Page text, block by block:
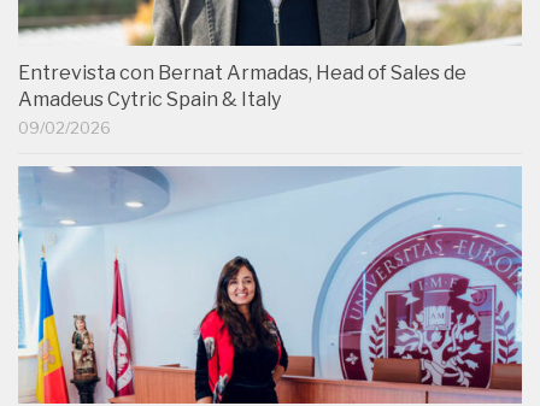
Entrevista con Bernat Armadas, Head of Sales de
Amadeus Cytric Spain & Italy
09/02/2026